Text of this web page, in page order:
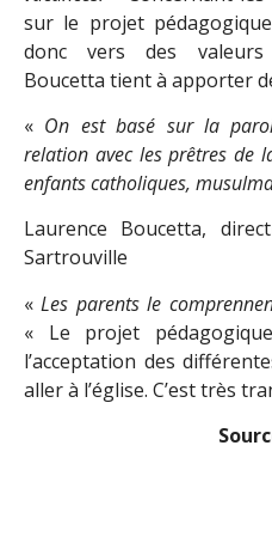
sur le projet
donc vers des valeurs
Boucetta tient à apporter
« On est basé sur la
relation avec les prêtres de
enfants catholiques,
Laurence Boucetta,
Sartrouville
«Les parents le
« Le projet
l’acceptation des
aller à l’église. C’est très